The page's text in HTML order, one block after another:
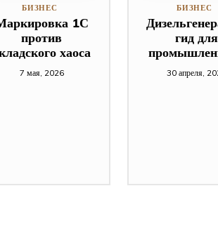
БИЗНЕС
1С
против
хаоса
7 мая, 2026
БИЗНЕС
гид для
30 апреля,